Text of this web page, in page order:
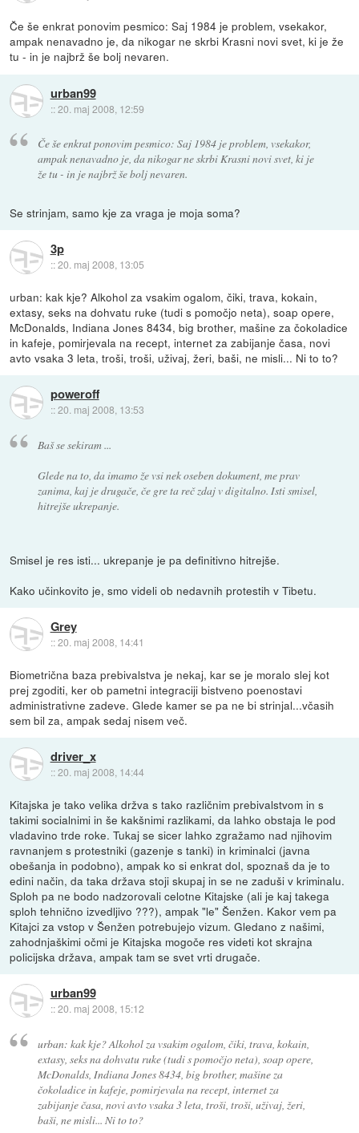
Če še enkrat ponovim pesmico: Saj 1984 je problem, vsekakor,
ampak nenavadno je, da nikogar ne skrbi Krasni novi svet, ki je že
tu - in je najbrž še bolj nevaren.
urban99
::20. maj 2008, 12:59
Če še enkrat ponovim pesmico: Saj 1984 je problem, vsekakor,
ampak nenavadno je, da nikogar ne skrbi Krasni novi svet, ki je
že tu - in je najbrž še bolj nevaren.
Se strinjam, samo kje za vraga je moja soma?
3p
::20. maj 2008, 13:05
urban: kak kje? Alkohol za vsakim ogalom, čiki, trava, kokain,
extasy, seks na dohvatu ruke (tudi s pomočjo neta), soap opere,
McDonalds, Indiana Jones 8434, big brother, mašine za čokoladice
in kafeje, pomirjevala na recept, internet za zabijanje časa, novi
avto vsaka 3 leta, troši, troši, uživaj, žeri, baši, ne misli... Ni to to?
poweroff
::20. maj 2008, 13:53
Baš se sekiram ...
Glede na to, da imamo že vsi nek oseben dokument, me prav
zanima, kaj je drugače, če gre ta reč zdaj v digitalno. Isti smisel,
hitrejše ukrepanje.
Smisel je res isti... ukrepanje je pa definitivno hitrejše.
Kako učinkovito je, smo videli ob nedavnih protestih v Tibetu.
Grey
::20. maj 2008, 14:41
Biometrična baza prebivalstva je nekaj, kar se je moralo slej kot
prej zgoditi, ker ob pametni integraciji bistveno poenostavi
administrativne zadeve. Glede kamer se pa ne bi strinjal...včasih
sem bil za, ampak sedaj nisem več.
driver_x
::20. maj 2008, 14:44
Kitajska je tako velika držva s tako različnim prebivalstvom in s
takimi socialnimi in še kakšnimi razlikami, da lahko obstaja le pod
vladavino trde roke. Tukaj se sicer lahko zgražamo nad njihovim
ravnanjem s protestniki (gazenje s tanki) in kriminalci (javna
obešanja in podobno), ampak ko si enkrat dol, spoznaš da je to
edini način, da taka država stoji skupaj in se ne zaduši v kriminalu.
Sploh pa ne bodo nadzorovali celotne Kitajske (ali je kaj takega
sploh tehnično izvedljivo ???), ampak "le" Šenžen. Kakor vem pa
Kitajci za vstop v Šenžen potrebujejo vizum. Gledano z našimi,
zahodnjaškimi očmi je Kitajska mogoče res videti kot skrajna
policijska država, ampak tam se svet vrti drugače.
urban99
::20. maj 2008, 15:12
urban: kak kje? Alkohol za vsakim ogalom, čiki, trava, kokain,
extasy, seks na dohvatu ruke (tudi s pomočjo neta), soap opere,
McDonalds, Indiana Jones 8434, big brother, mašine za
čokoladice in kafeje, pomirjevala na recept, internet za
zabijanje časa, novi avto vsaka 3 leta, troši, troši, uživaj, žeri,
baši, ne misli... Ni to to?